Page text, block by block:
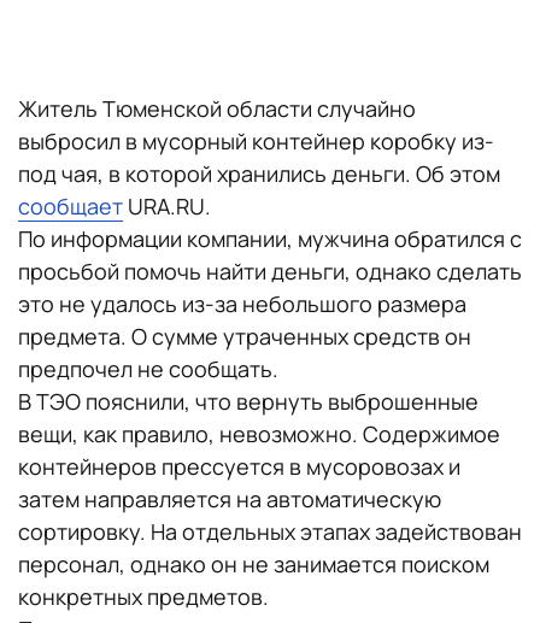
Житель Тюменской области случайно
выбросил в мусорный контейнер коробку из-
под чая, в которой хранились деньги. Об этом
сообщает URA.RU.
По информации компании, мужчина обратился с
просьбой помочь найти деньги, однако сделать
это не удалось из-за небольшого размера
предмета. О сумме утраченных средств он
предпочел не сообщать.
В ТЭО пояснили, что вернуть выброшенные
вещи, как правило, невозможно. Содержимое
контейнеров прессуется в мусоровозах и
затем направляется на автоматическую
сортировку. На отдельных этапах задействован
персонал, однако он не занимается поиском
конкретных предметов.